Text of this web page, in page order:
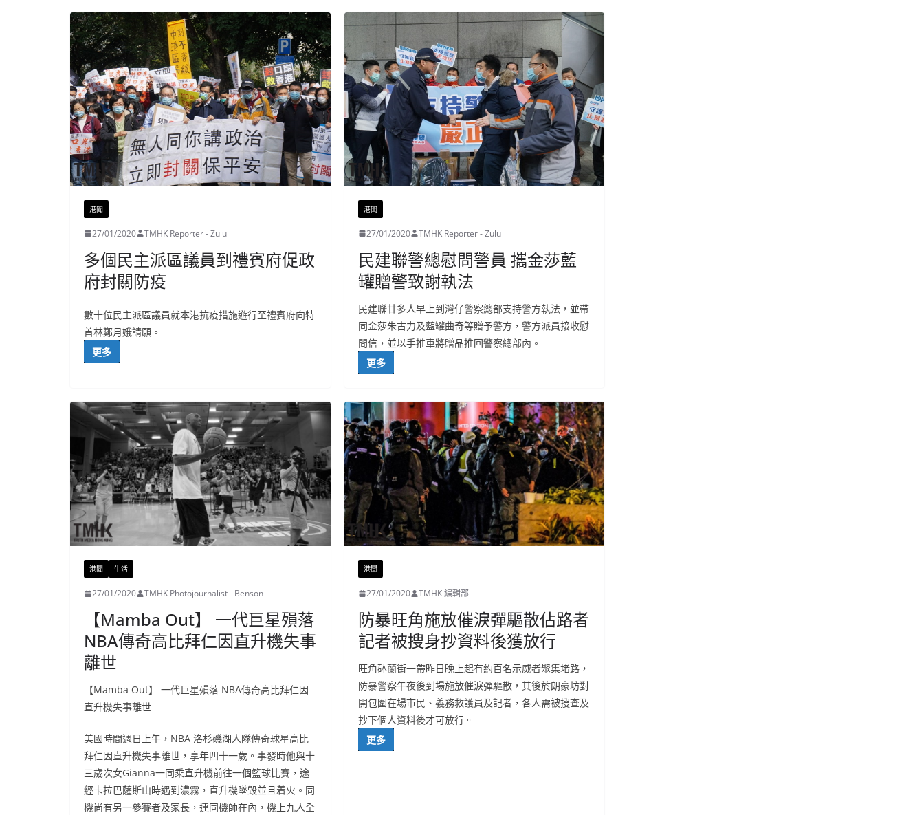
港聞
27/01/2020 TMHK Reporter - Zulu
多個民主派區議員到禮賓府促政
府封關防疫
數十位民主派區議員就本港抗疫措施遊行至禮賓府向特
首林鄭月娥請願。
更多
港聞
27/01/2020 TMHK Reporter - Zulu
民建聯警總慰問警員 攜金莎藍
罐贈警致謝執法
民建聯廿多人早上到灣仔警察總部支持警方執法，並帶
同金莎朱古力及藍罐曲奇等贈予警方，警方派員接收慰
問信，並以手推車將贈品推回警察總部內。
更多
港聞 生活
27/01/2020 TMHK Photojournalist - Benson
【Mamba Out】 一代巨星殞落
NBA傳奇高比拜仁因直升機失事
離世
【Mamba Out】 一代巨星殞落 NBA傳奇高比拜仁因
直升機失事離世
美國時間週日上午，NBA 洛杉磯湖人隊傳奇球星高比
拜仁因直升機失事離世，享年四十一歲。事發時他與十
三歲次女Gianna一同乘直升機前往一個籃球比賽，途
經卡拉巴薩斯山時遇到濃霧，直升機墜毀並且着火。同
機尚有另一參賽者及家長，連同機師在內，機上九人全
港聞
27/01/2020 TMHK 編輯部
防暴旺角施放催淚彈驅散佔路者
記者被搜身抄資料後獲放行
旺角砵蘭街一帶昨日晚上起有約百名示威者聚集堵路，
防暴警察午夜後到場施放催淚彈驅散，其後於朗豪坊對
開包圍在場市民、義務救護員及記者，各人需被搜查及
抄下個人資料後才可放行。
更多